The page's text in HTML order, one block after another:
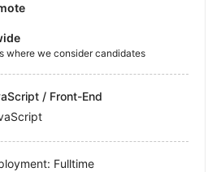
where we consider candidates
/ Front-End
Fulltime